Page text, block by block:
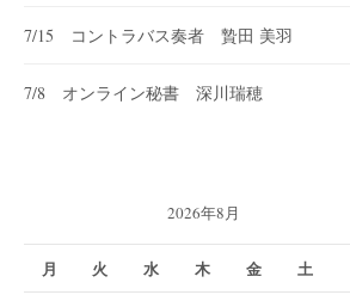
7/15 コントラバス奏者 贄田 美羽
7/8 オンライン秘書 深川瑞穂
2026年8月
月 火 水 木 金 土